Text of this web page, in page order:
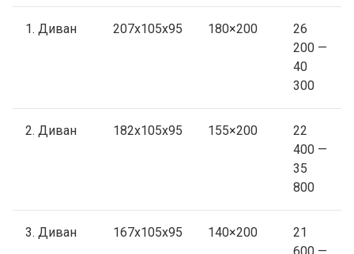
1. Диван 207х105х95 180×200
26
200 —
40
300
2. Диван 182х105х95 155×200
22
400 —
35
800
3. Диван 167х105х95 140×200
21